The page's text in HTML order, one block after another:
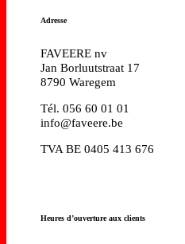
Adresse
FAVEERE nv
Jan Borluutstraat 17
8790 Waregem
Tél. 056 60 01 01
info@faveere.be
TVA BE 0405 413 676
Heures d’ouverture aux clients